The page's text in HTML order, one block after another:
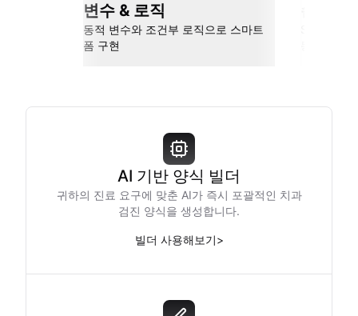
변수 & 로직
동적 변수와 조건부 로직으로 스마트
폼 구현
AI 기반 양식 빌더
귀하의 진료 요구에 맞춘 AI가 즉시 포괄적인 치과
검진 양식을 생성합니다.
빌더 사용해보기>